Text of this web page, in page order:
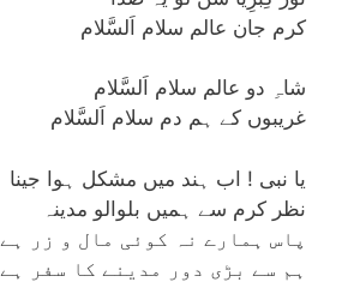
کرم جان عالم سلام اَلسَّلام
شاہِ دو عالم سلام اَلسَّلام
غریبوں کے ہم دم سلام اَلسَّلام
یا نبی ! اب ہند میں مشکل ہوا جینا
نظر کرم سے ہمیں بلوالو مدینہ
پاس ہمارے نہ کوئی مال و زر ہے
ہم سے بڑی دور مدینے کا سفر ہے